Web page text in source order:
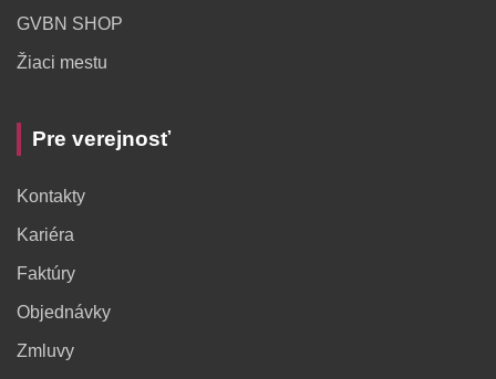
GVBN SHOP
Žiaci mestu
Pre verejnosť
Kontakty
Kariéra
Faktúry
Objednávky
Zmluvy